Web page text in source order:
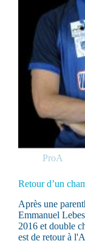
ProA
Retour d’un
Après une
Emmanuel
2016 et double
est de retour à